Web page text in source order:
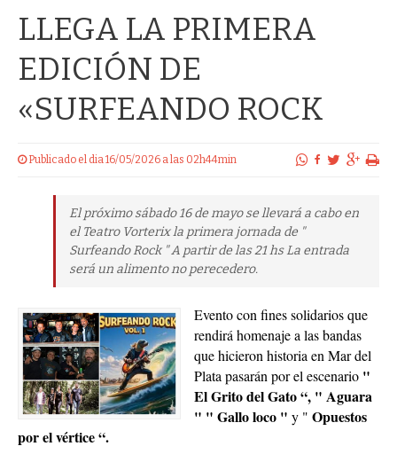
LLEGA LA PRIMERA
EDICIÓN DE
«SURFEANDO ROCK
Publicado el dia 16/05/2026 a las 02h44min
El próximo sábado 16 de mayo se llevará a cabo en
el Teatro Vorterix la primera jornada de "
Surfeando Rock " A partir de las 21 hs La entrada
será un alimento no perecedero.
Evento con fines solidarios que
rendirá homenaje a las bandas
que hicieron historia en Mar del
Plata pasarán por el escenario "
El Grito del Gato “, " Aguara
" " Gallo loco " y " Opuestos
por el vértice “.